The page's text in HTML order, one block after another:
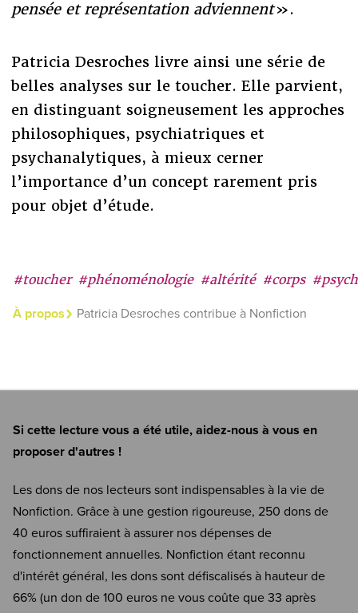
#toucher #phénoménologie #altérité #corps
À propos Patricia Desroches contribue à Nonfiction
pensée et représentation adviennent».
Patricia Desroches livre ainsi une série de
belles analyses sur le toucher. Elle parvient,
en distinguant soigneusement les approches
philosophiques, psychiatriques et
psychanalytiques, à mieux cerner
l’importance d’un concept rarement pris
pour objet d’étude.
Si cette lecture vous a été utile, aidez-nous à vous en
proposer d'autres !
Les dons de nos lecteurs sont indispensables à la vie de
Nonfiction. Grâce à une gestion rigoureuse, 250 dons de
40 euros suffiraient à assurer nos dépenses de
fonctionnement annuelles. Nonfiction étant reconnu
d'intérêt général, les dons sont défiscalisés à hauteur de
66% (un don de 100 euros ne vous coûte que 33 après